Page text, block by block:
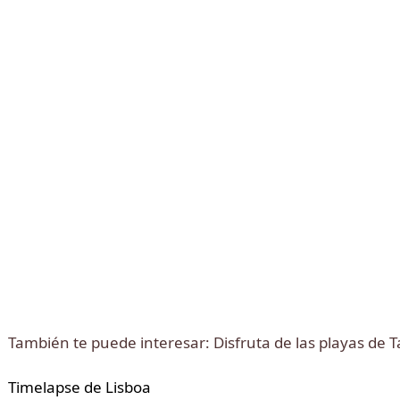
También te puede interesar: Disfruta de las playas de
Timelapse de Lisboa